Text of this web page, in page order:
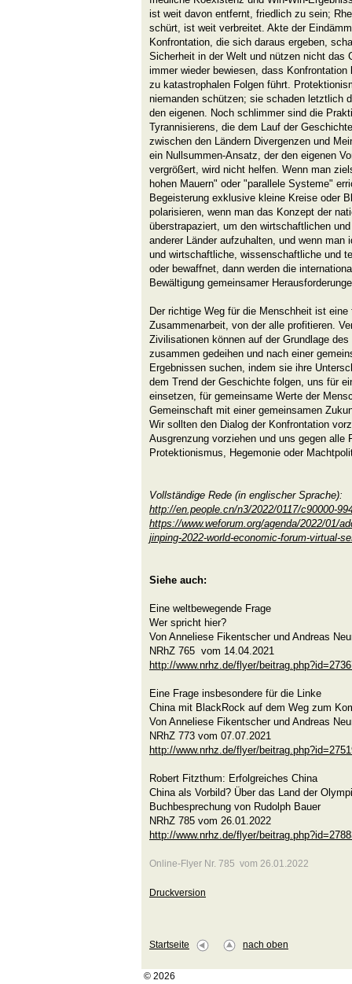
ist weit davon entfernt, friedlich zu sein;
schürt, ist weit verbreitet. Akte der
Konfrontation, die sich daraus ergeben,
Sicherheit in der Welt und nützen nicht das
immer wieder bewiesen, dass
zu katastrophalen Folgen führt.
niemanden schützen; sie schaden letztlich
den eigenen. Noch schlimmer sind die
Tyrannisierens, die dem Lauf der
zwischen den Ländern Divergenzen und
ein Nullsummen-Ansatz, der den eigenen
vergrößert, wird nicht helfen. Wenn man
hohen Mauern" oder "parallele Systeme"
Begeisterung exklusive kleine Kreise oder
polarisieren, wenn man das Konzept der
überstrapaziert, um den wirtschaftlichen
anderer Länder aufzuhalten, und wenn man
und wirtschaftliche, wissenschaftliche und
oder bewaffnet, dann werden die
Bewältigung gemeinsamer
Der richtige Weg für die Menschheit ist
Zusammenarbeit, von der alle profitieren.
Zivilisationen können auf der Grundlage
zusammen gedeihen und nach einer
Ergebnissen suchen, indem sie ihre
dem Trend der Geschichte folgen, uns für
einsetzen, für gemeinsame Werte der
Gemeinschaft mit einer gemeinsamen
Wir sollten den Dialog der Konfrontation
Ausgrenzung vorziehen und uns gegen alle
Protektionismus, Hegemonie oder
Vollständige Rede (in englischer Sprache):
http://en.people.cn/n3/2022/0117/c90000-
https://www.weforum.org/agenda/2022/01/
jinping-2022-world-economic-forum-virtual-
Siehe auch:
Eine weltbewegende Frage
Wer spricht hier?
Von Anneliese Fikentscher und Andreas
NRhZ 765 vom 14.04.2021
http://www.nrhz.de/flyer/
Eine Frage insbesondere für die Linke
China mit BlackRock auf dem Weg zum
Von Anneliese Fikentscher und Andreas
NRhZ 773 vom 07.07.2021
http://www.nrhz.de/flyer/
Robert Fitzthum: Erfolgreiches China
China als Vorbild? Über das Land der
Buchbesprechung von Rudolph Bauer
NRhZ 785 vom 26.01.2022
http://www.nrhz.de/flyer/
Online-Flyer Nr. 785 vom 26.01.2022
Druckversion
Startseite nach oben
© 2026